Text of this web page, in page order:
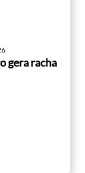
gera racha